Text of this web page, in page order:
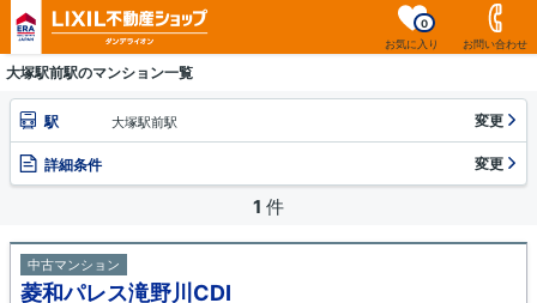
お気に入り
0
お問い合わせ
大塚駅前駅のマンション一覧
駅 大塚駅前駅 変更
詳細条件 変更
1 件
中古マンション
菱和パレス滝野川CDI